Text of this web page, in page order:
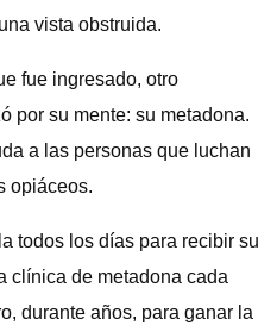
vista obstruida.
fue ingresado, otro
por su mente: su metadona.
a las personas que luchan
opiáceos.
todos los días para recibir su
clínica de metadona cada
durante años, para ganar la